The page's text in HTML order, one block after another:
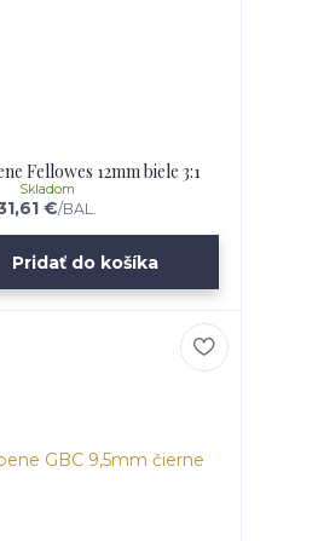
Fellowes 12mm biele 3:1
€/BAL.
Skladom
Pridať do košíka